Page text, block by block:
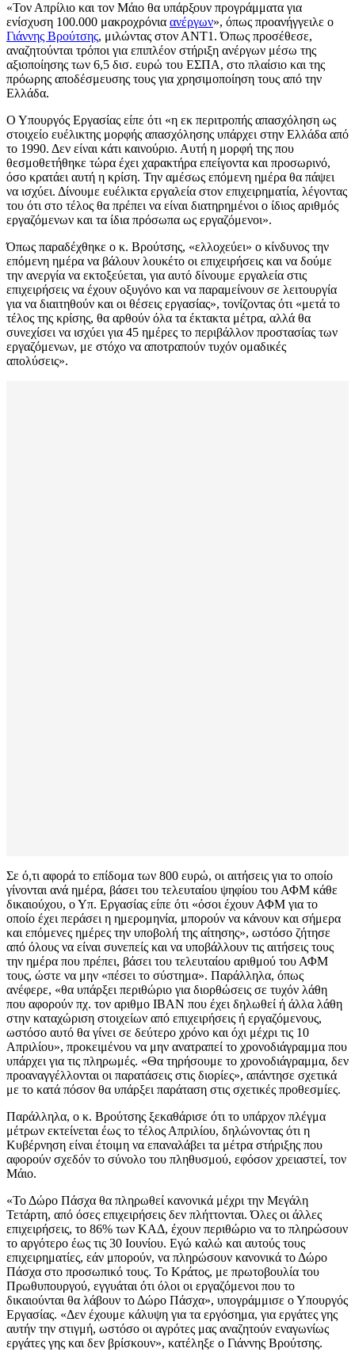
«Τον Απρίλιο και τον Μάιο θα υπάρξουν προγράμματα για
ενίσχυση 100.000 μακροχρόνια ανέργων», όπως προανήγγειλε ο
Γιάννης Βρούτσης, μιλώντας στον ΑΝΤ1. Όπως προσέθεσε,
αναζητούνται τρόποι για επιπλέον στήριξη ανέργων μέσω της
αξιοποίησης των 6,5 δισ. ευρώ του ΕΣΠΑ, στο πλαίσιο και της
πρόωρης αποδέσμευσης τους για χρησιμοποίηση τους από την
Ελλάδα.
Ο Υπουργός Εργασίας είπε ότι «η εκ περιτροπής απασχόληση ως
στοιχείο ευέλικτης μορφής απασχόλησης υπάρχει στην Ελλάδα από
το 1990. Δεν είναι κάτι καινούριο. Αυτή η μορφή της που
θεσμοθετήθηκε τώρα έχει χαρακτήρα επείγοντα και προσωρινό,
όσο κρατάει αυτή η κρίση. Την αμέσως επόμενη ημέρα θα πάψει
να ισχύει. Δίνουμε ευέλικτα εργαλεία στον επιχειρηματία, λέγοντας
του ότι στο τέλος θα πρέπει να είναι διατηρημένοι ο ίδιος αριθμός
εργαζόμενων και τα ίδια πρόσωπα ως εργαζόμενοι».
Όπως παραδέχθηκε ο κ. Βρούτσης, «ελλοχεύει» ο κίνδυνος την
επόμενη ημέρα να βάλουν λουκέτο οι επιχειρήσεις και να δούμε
την ανεργία να εκτοξεύεται, για αυτό δίνουμε εργαλεία στις
επιχειρήσεις να έχουν οξυγόνο και να παραμείνουν σε λειτουργία
για να διαιτηθούν και οι θέσεις εργασίας», τονίζοντας ότι «μετά το
τέλος της κρίσης, θα αρθούν όλα τα έκτακτα μέτρα, αλλά θα
συνεχίσει να ισχύει για 45 ημέρες το περιβάλλον προστασίας των
εργαζόμενων, με στόχο να αποτραπούν τυχόν ομαδικές
απολύσεις».
Σε ό,τι αφορά το επίδομα των 800 ευρώ, οι αιτήσεις για το οποίο
γίνονται ανά ημέρα, βάσει του τελευταίου ψηφίου του ΑΦΜ κάθε
δικαιούχου, ο Υπ. Εργασίας είπε ότι «όσοι έχουν ΑΦΜ για το
οποίο έχει περάσει η ημερομηνία, μπορούν να κάνουν και σήμερα
και επόμενες ημέρες την υποβολή της αίτησης», ωστόσο ζήτησε
από όλους να είναι συνεπείς και να υποβάλλουν τις αιτήσεις τους
την ημέρα που πρέπει, βάσει του τελευταίου αριθμού του ΑΦΜ
τους, ώστε να μην «πέσει το σύστημα». Παράλληλα, όπως
ανέφερε, «θα υπάρξει περιθώριο για διορθώσεις σε τυχόν λάθη
που αφορούν πχ. τον αριθμο IBAN που έχει δηλωθεί ή άλλα λάθη
στην καταχώριση στοιχείων από επιχειρήσεις ή εργαζόμενους,
ωστόσο αυτό θα γίνει σε δεύτερο χρόνο και όχι μέχρι τις 10
Απριλίου», προκειμένου να μην ανατραπεί το χρονοδιάγραμμα που
υπάρχει για τις πληρωμές. «Θα τηρήσουμε το χρονοδιάγραμμα, δεν
προαναγγέλλονται οι παρατάσεις στις διορίες», απάντησε σχετικά
με το κατά πόσον θα υπάρξει παράταση στις σχετικές προθεσμίες.
Παράλληλα, ο κ. Βρούτσης ξεκαθάρισε ότι το υπάρχον πλέγμα
μέτρων εκτείνεται έως το τέλος Απριλίου, δηλώνοντας ότι η
Κυβέρνηση είναι έτοιμη να επαναλάβει τα μέτρα στήριξης που
αφορούν σχεδόν το σύνολο του πληθυσμού, εφόσον χρειαστεί, τον
Μάιο.
«Το Δώρο Πάσχα θα πληρωθεί κανονικά μέχρι την Μεγάλη
Τετάρτη, από όσες επιχειρήσεις δεν πλήττονται. Όλες οι άλλες
επιχειρήσεις, το 86% των ΚΑΔ, έχουν περιθώριο να το πληρώσουν
το αργότερο έως τις 30 Ιουνίου. Εγώ καλώ και αυτούς τους
επιχειρηματίες, εάν μπορούν, να πληρώσουν κανονικά το Δώρο
Πάσχα στο προσωπικό τους. Το Κράτος, με πρωτοβουλία του
Πρωθυπουργού, εγγυάται ότι όλοι οι εργαζόμενοι που το
δικαιούνται θα λάβουν το Δώρο Πάσχα», υπογράμμισε ο Υπουργός
Εργασίας. «Δεν έχουμε κάλυψη για τα εργόσημα, για εργάτες γης
αυτήν την στιγμή, ωστόσο οι αγρότες μας αναζητούν εναγωνίως
εργάτες γης και δεν βρίσκουν», κατέληξε ο Γιάννης Βρούτσης.